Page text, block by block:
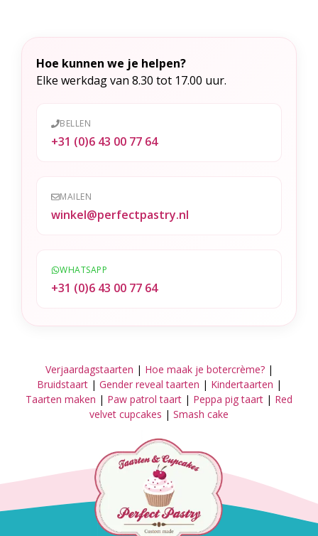
e
Hoe kunnen we je helpen?
Elke werkdag van 8.30 tot 17.00 uur.
BELLEN
+31 (0)6 43 00 77 64
MAILEN
winkel@perfectpastry.nl
WHATSAPP
+31 (0)6 43 00 77 64
Verjaardagstaarten | Hoe maak je botercrème?|
Bruidstaart| Gender reveal taarten | Kindertaarten |
Taarten maken | Paw patrol taart | Peppa pig taart | Red
velvet cupcakes | Smash cake